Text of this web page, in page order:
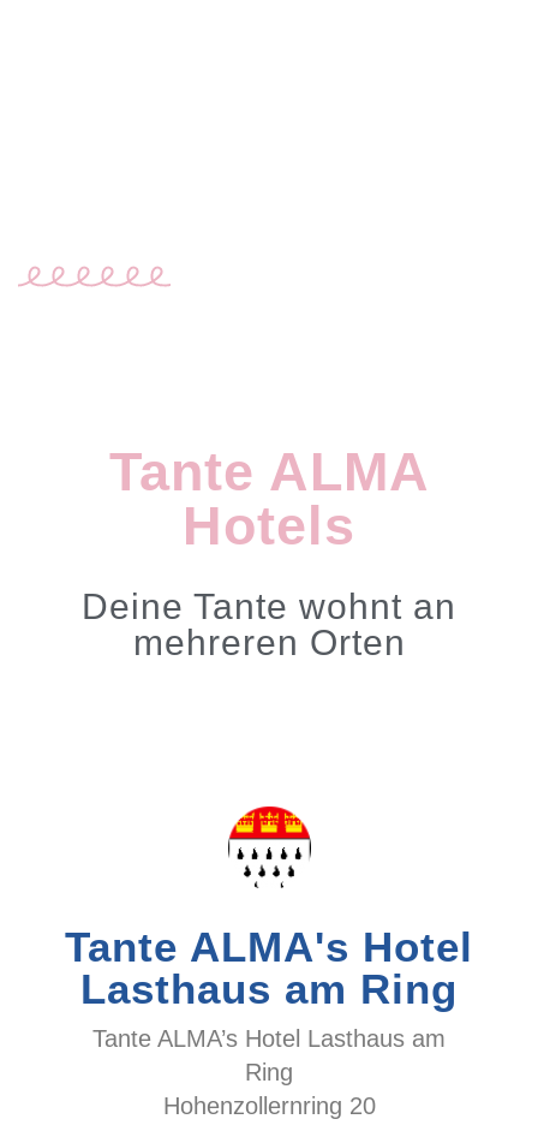
Tante ALMA
Hotels
Deine Tante wohnt an
mehreren Orten
Tante ALMA's Hotel
Lasthaus am Ring
Tante ALMA’s Hotel Lasthaus am
Ring
Hohenzollernring 20